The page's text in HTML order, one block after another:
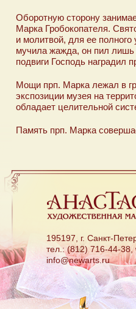
Оборотную сторону
Марка Гробокопателя.
и молитвой, для ее
мучила жажда, он пил лишь
подвиги Господь наградил
Мощи прп. Марка лежал в
экспозиции музея на
обладает целительной
Память прп. Марка
195197, г. Санкт-
тел.: (812) 716-44-38,
info@newarts.ru